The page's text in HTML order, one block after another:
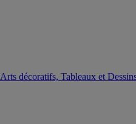
Arts décoratifs, Tableaux et